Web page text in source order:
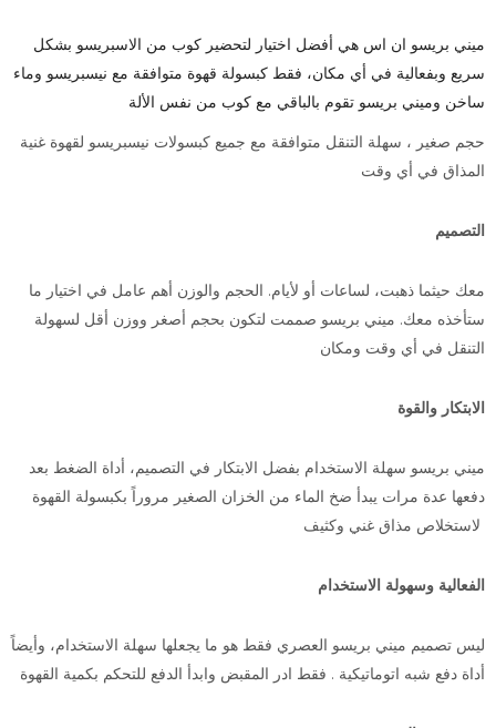
ميني بريسو ان اس هي أفضل اختيار لتحضير كوب من الاسبريسو بشكل
سريع وبفعالية في أي مكان، فقط كبسولة قهوة متوافقة مع نيسبريسو وماء
ساخن وميني بريسو تقوم بالباقي مع كوب من نفس الألة
حجم صغير ، سهلة التنقل متوافقة مع جميع كبسولات نيسبريسو لقهوة غنية
المذاق في أي وقت
التصميم
معك حيثما ذهبت، لساعات أو لأيام. الحجم والوزن أهم عامل في اختيار ما
ستأخذه معك. ميني بريسو صممت لتكون بحجم أصغر ووزن أقل لسهولة
التنقل في أي وقت ومكان
الابتكار والقوة
ميني بريسو سهلة الاستخدام بفضل الابتكار في التصميم، أداة الضغط بعد
دفعها عدة مرات يبدأ ضخ الماء من الخزان الصغير مروراً بكبسولة القهوة
الفعالية وسهولة الاستخدام
ليس تصميم ميني بريسو العصري فقط هو ما يجعلها سهلة الاستخدام، وأيضاً
أداة دفع شبه اتوماتيكية . فقط ادر المقبض وابدأ الدفع للتحكم بكمية القهوة